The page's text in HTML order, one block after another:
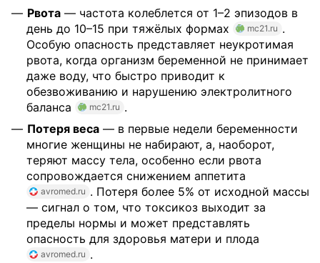
Рвота — частота колеблется от 1–2 эпизодов в
день до 10–15 при тяжёлых формах
mc21.ru .
Особую опасность представляет неукротимая
рвота, когда организм беременной не принимает
даже воду, что быстро приводит к
обезвоживанию и нарушению электролитного
баланса
mc21.ru .
Потеря веса — в первые недели беременности
многие женщины не набирают, а, наоборот,
теряют массу тела, особенно если рвота
сопровождается снижением аппетита
avromed.ru . Потеря более 5% от исходной массы
— сигнал о том, что токсикоз выходит за
пределы нормы и может представлять
опасность для здоровья матери и плода
avromed.ru .